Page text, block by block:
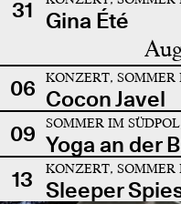
31 Gina Été
06 KONZERT, SOMMER
Cocon Javel
09
SOMMER IM
Yoga an der
13
KONZERT, SOMMER
Sleeper